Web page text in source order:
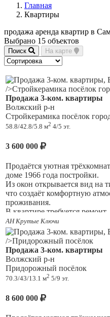
Главная
Квартиры
продажа аренда квартир в
Выбрано 15 объектов
Поиск На карте
Продажа 3-ком. квартиры
Волжский р-н
Стройкерамика посёлок
58.8/42.8/5.8 м2 4/5 эт.
3 600 000
Продаётся уютная
доме 1966 года постройки.
Из окон открывается вид на
что создаёт комфортную
проживания.
В квартире требуется
воплотить свои дизайнерские
Кухня оборудована газовой
выход на балкон, где можно
В доме есть газоснабжение,
быту.
Раздельный санузел
жизни.
отличное место для прогулок
Квартира расположена на
АН Крутые Ключи
Продажа 3-ком. квартиры
Волжский р-н
Придорожный посёлок
70.3/43/13.1 м2 5/9 эт.
8 600 000